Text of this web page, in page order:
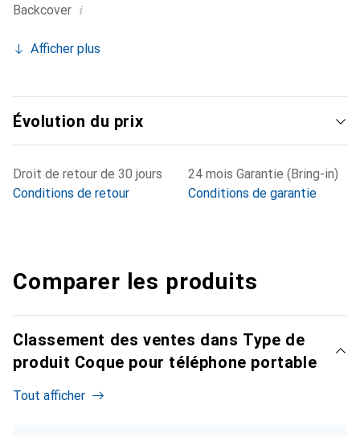
Backcover i
Afficher plus
Évolution du prix
Droit de retour de 30 jours
Conditions de retour
24 mois Garantie (Bring-in)
Conditions de garantie
Comparer les produits
Classement des ventes dans Type de
produit Coque pour téléphone portable
Tout afficher